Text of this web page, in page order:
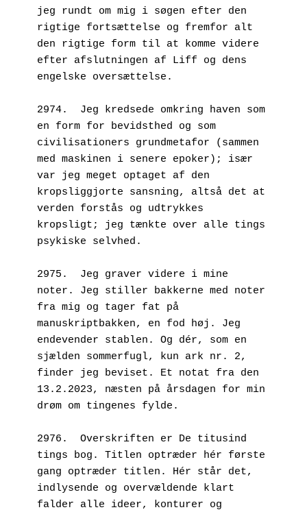
jeg rundt om mig i søgen efter den
rigtige fortsættelse og fremfor alt
den rigtige form til at komme videre
efter afslutningen af Liff og dens
engelske oversættelse.
2974.  Jeg kredsede omkring haven som
en form for bevidsthed og som
civilisationers grundmetafor (sammen
med maskinen i senere epoker); især
var jeg meget optaget af den
kropsliggjorte sansning, altså det at
verden forstås og udtrykkes
kropsligt; jeg tænkte over alle tings
psykiske selvhed.
2975.  Jeg graver videre i mine
noter. Jeg stiller bakkerne med noter
fra mig og tager fat på
manuskriptbakken, en fod høj. Jeg
endevender stablen. Og dér, som en
sjælden sommerfugl, kun ark nr. 2,
finder jeg beviset. Et notat fra den
13.2.2023, næsten på årsdagen for min
drøm om tingenes fylde.
2976.  Overskriften er De titusind
tings bog. Titlen optræder hér første
gang optræder titlen. Hér står det,
indlysende og overvældende klart
falder alle ideer, konturer og